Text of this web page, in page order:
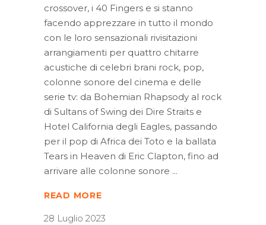
crossover, i 40 Fingers e si stanno
facendo apprezzare in tutto il mondo
con le loro sensazionali rivisitazioni
arrangiamenti per quattro chitarre
acustiche di celebri brani rock, pop,
colonne sonore del cinema e delle
serie tv: da Bohemian Rhapsody al rock
di Sultans of Swing dei Dire Straits e
Hotel California degli Eagles, passando
per il pop di Africa dei Toto e la ballata
Tears in Heaven di Eric Clapton, fino ad
arrivare alle colonne sonore
READ MORE
28 Luglio 2023